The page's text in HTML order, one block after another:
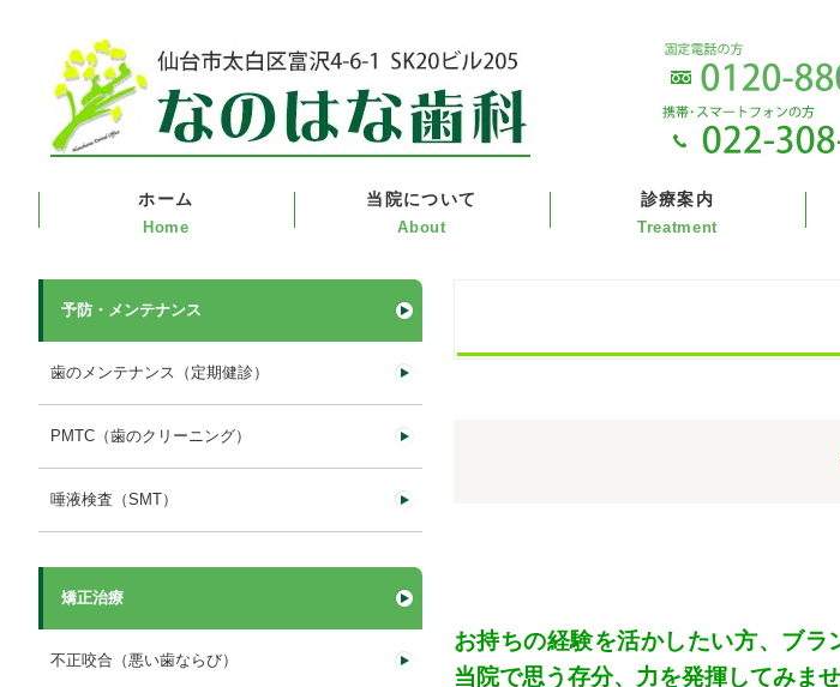
ホーム 当院について 診療案内
お持ちの経験を活かしたい方、ブラ
当院で思う存分、力を発揮してみま
予防・メンテナンス
歯のメンテナンス（定期健診）
PMTC（歯のクリーニング）
唾液検査（SMT）
矯正治療
不正咬合（悪い歯ならび）